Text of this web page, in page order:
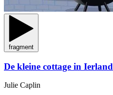
fragment
De kleine cottage in Ierland
Julie Caplin